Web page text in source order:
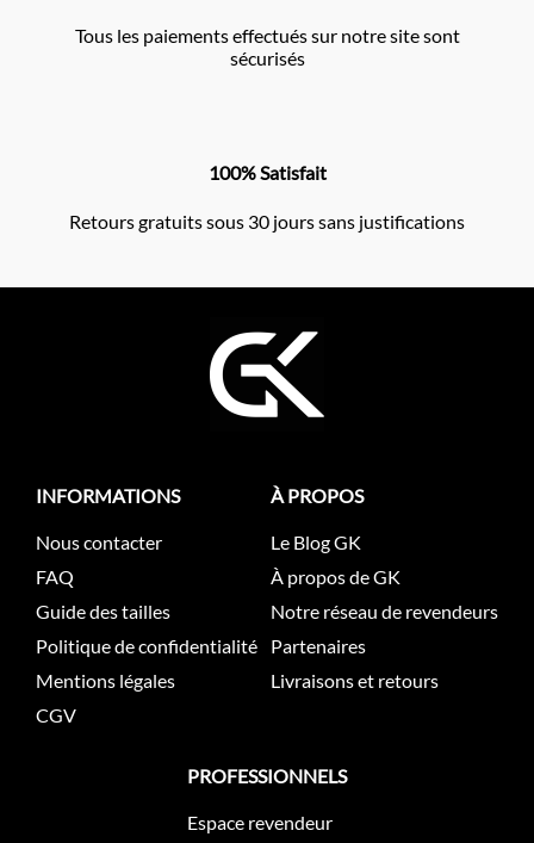
Tous les paiements effectués sur notre site sont
sécurisés
100% Satisfait
Retours gratuits sous 30 jours sans justifications
INFORMATIONS
Nous contacter
FAQ
Guide des tailles
Politique de confidentialité
Mentions légales
CGV
À PROPOS
Le Blog GK
À propos de GK
Notre réseau de revendeurs
Partenaires
Livraisons et retours
PROFESSIONNELS
Espace revendeur